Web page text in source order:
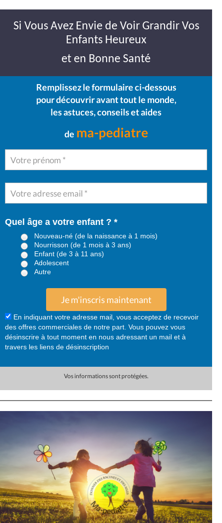
Si Vous Avez Envie de Voir Grandir Vos
Enfants Heureux
et en Bonne Santé
Remplissez le formulaire ci-dessous
pour découvrir avant tout le monde,
les astuces, conseils et aides
de ma-pediatre
Quel âge a votre enfant ? *
Nouveau-né (de la naissance à 1 mois)
Nourrisson (de 1 mois à 3 ans)
Enfant (de 3 à 11 ans)
Adolescent
Autre
Je m'inscris maintenant
En indiquant votre adresse mail, vous acceptez de recevoir
des offres commerciales de notre part. Vous pouvez vous
désinscrire à tout moment en nous adressant un mail et à
travers les liens de désinscription
Vos informations sont protégées.